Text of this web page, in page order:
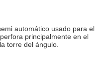
automático usado para el
principalmente en el
torre del ángulo.